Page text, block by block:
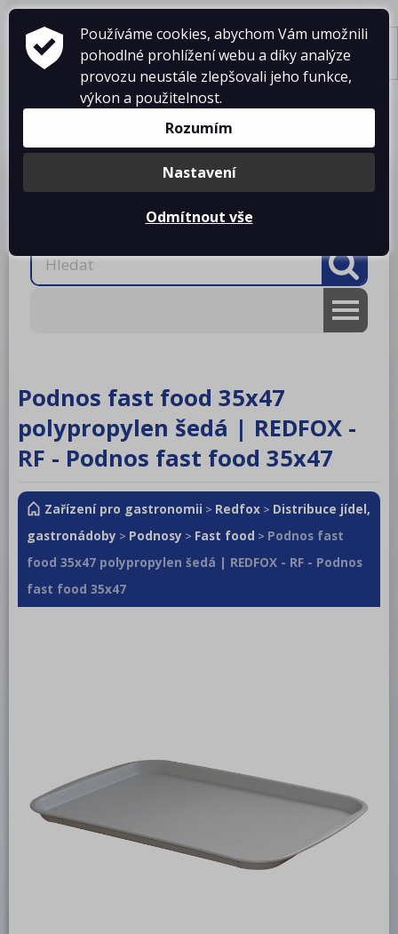
Košík je prázdný
O firmě
Projekty kuchyní
Ke stažení
RM LOTUS 600
RM LOTUS 700
Roboty, příprava masa a zeleniny
Pizza program
Konvektomaty
Šokery
Drop In - Monoblok
Bufety, drop-in, vitríny, výdejní vany a
vodní lázně
Podnos fast food 35x47
polypropylen šedá | REDFOX -
RF - Podnos fast food 35x47
Zařízení pro gastronomii > Redfox > Distribuce jídel,
gastronádoby > Podnosy > Fast food > Podnos fast
food 35x47 polypropylen šedá | REDFOX - RF - Podnos
fast food 35x47
Používáme cookies, abychom Vám umožnili
pohodlné prohlížení webu a díky analýze
provozu neustále zlepšovali jeho funkce,
výkon a použitelnost.
Rozumím
Nastavení
Odmítnout vše